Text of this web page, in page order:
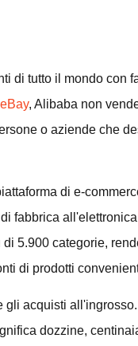
di tutto il mondo con
eBay, Alibaba non
o aziende che
di e-
fabbrica
5.900 categorie,
di prodotti
acquisti
dozzine,